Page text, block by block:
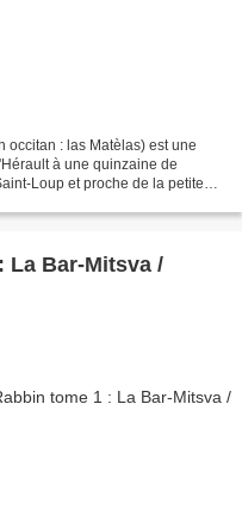
occitan : las Matèlas) est une
à une quinzaine de
Loup et proche de la petite
La Bar-Mitsva /